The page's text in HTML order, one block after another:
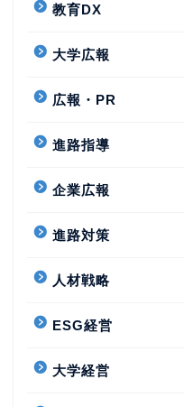
教育DX
大学広報
広報・PR
進路指導
企業広報
進路対策
人材戦略
ESG経営
大学経営